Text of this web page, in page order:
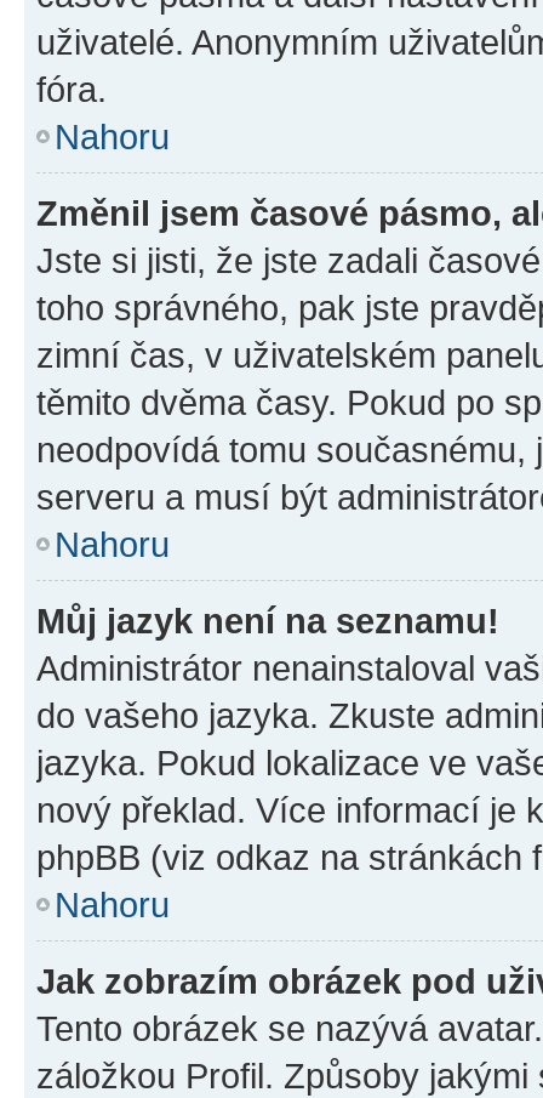
uživatelé. Anonymním
fóra.
Nahoru
Změnil jsem časové pásmo,
Jste si jisti, že jste zadali
toho správného, pak jste
zimní čas, v uživatelském
těmito dvěma časy. Pokud po
neodpovídá tomu
serveru a musí být
Nahoru
Můj jazyk není na seznamu!
Administrátor nenainstaloval
do vašeho jazyka. Zkuste
jazyka. Pokud lokalizace ve
nový překlad. Více informací je
phpBB (viz odkaz na stránkách
Nahoru
Jak zobrazím obrázek pod
Tento obrázek se nazývá
záložkou Profil. Způsoby